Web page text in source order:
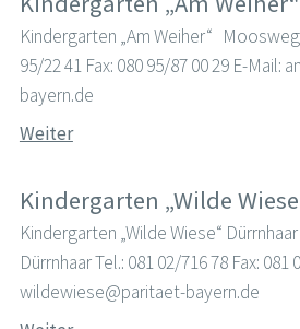
Kindergarten „Am Weiher“ Moosweg
95/22 41 Fax: 080 95/87 00 29 E-Mail:
bayern.de
Weiter
Kindergarten „Wilde
Kindergarten „Wilde Wiese“
Dürrnhaar Tel.: 081 02/716 78 Fax: 081
wildewiese@paritaet-bayern.de